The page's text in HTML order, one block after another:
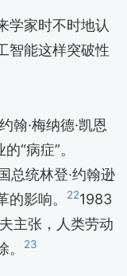
学家时不时地认
智能这样突破性
翰·梅纳德·凯恩
“病症”。
总统林登·约翰逊
影响。
221983
主张，人类劳动
23